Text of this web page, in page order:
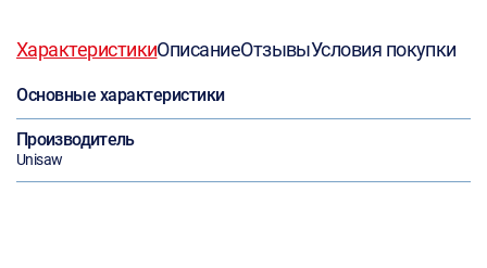
ХарактеристикиОписаниеОтзывыУсловия покупки
Основные характеристики
Производитель
Unisaw